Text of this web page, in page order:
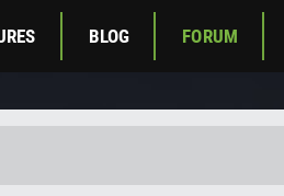
BLOG FORUM